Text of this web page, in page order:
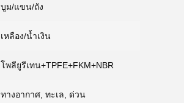
บูม/แขน/ถัง
เหลือง/น้ำเงิน
โพลียูรีเทน+TPFE+FKM+NBR
ทางอากาศ, ทะเล, ด่วน